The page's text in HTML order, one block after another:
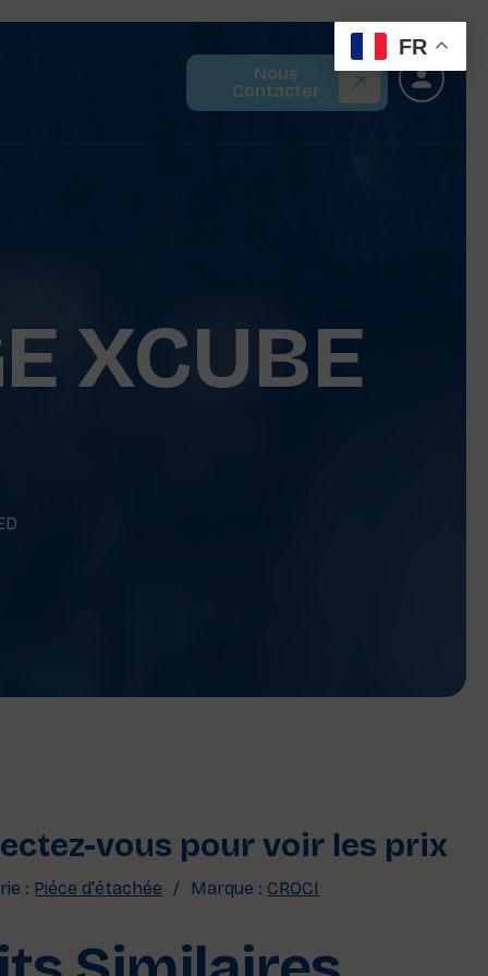
Nous
Contacter
XCUBE
vous pour voir les prix
: Piéce d'étachée Marque : CROCI
FR